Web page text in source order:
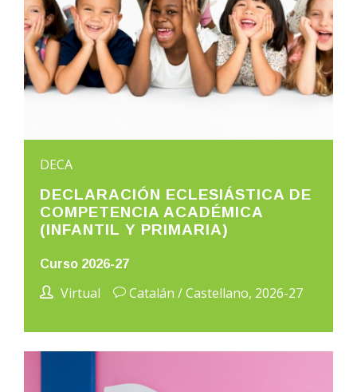
DECA
DECLARACIÓN ECLESIÁSTICA DE
COMPETENCIA ACADÉMICA
(INFANTIL Y PRIMARIA)
Curso 2026-27
Virtual Catalán / Castellano, 2026-27